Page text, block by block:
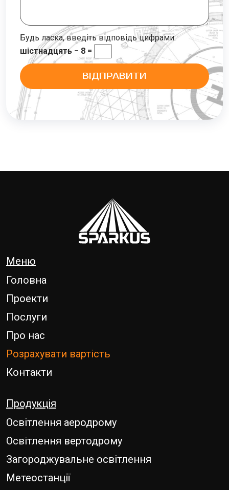
Будь ласка, введіть відповідь цифрами:
шістнадцять − 8 =
ВІДПРАВИТИ
Меню
Головна
Проекти
Послуги
Про нас
Розрахувати вартість
Контакти
Продукція
Освітлення аеродрому
Освітлення вертодрому
Загороджувальне освітлення
Метеостанції